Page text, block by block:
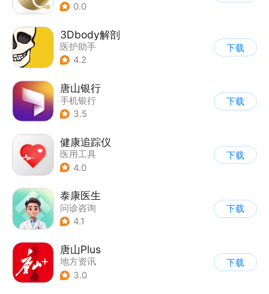
0.0
3Dbody解剖
医护助手
4.2
下载
唐山银行
手机银行
3.5
下载
健康追踪仪
医用工具
4.0
下载
泰康医生
问诊咨询
4.1
下载
唐山Plus
地方资讯
3.0
下载